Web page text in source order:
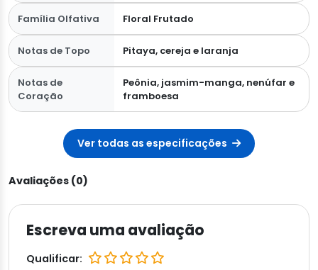
Família Olfativa Floral Frutado
Notas de Topo Pitaya, cereja e laranja
Notas de
Coração
Peônia, jasmim-manga, nenúfar e
framboesa
Ver todas as especificações
Avaliações (0)
Escreva uma avaliação
Qualificar: